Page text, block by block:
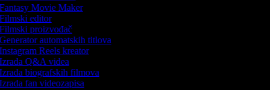
Movie Maker
editor
proizvođač
automatskih titlova
Reels kreator
Q&A videa
biografskih filmova
fan videozapisa